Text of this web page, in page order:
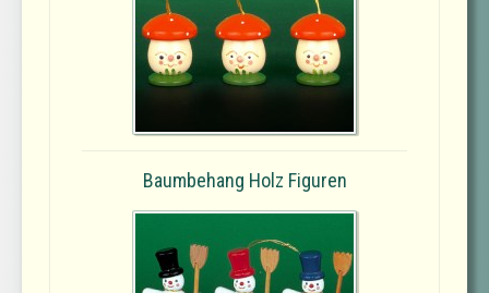
Baumbehang Holz Figuren